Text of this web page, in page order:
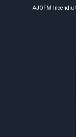
AJOFM Incendiu